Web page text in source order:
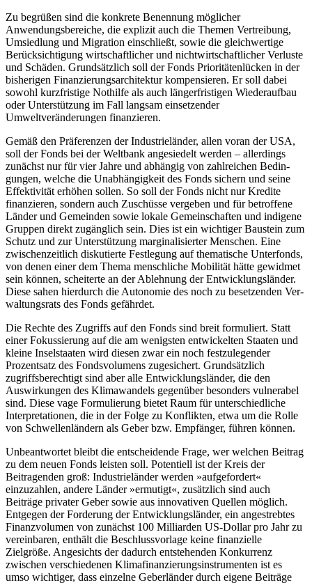
Zu begrüßen sind die konkrete Benennung möglicher
Anwendungsbereiche, die ex­pli­zit auch die Themen Vertreibung,
Umsied­lung und Migration einschließt, sowie die gleichwertige
Berücksichtigung wirtschaftlicher und nichtwirtschaftlicher Verluste
und Schäden. Grundsätzlich soll der Fonds Prioritätenlücken in der
bisheri­gen Finanzierungsarchitektur kompensieren. Er soll dabei
sowohl kurzfristige Not­hilfe als auch längerfristigen Wiederaufbau
oder Unterstützung im Fall langsam einset­zender
Umweltveränderungen finanzieren.
Gemäß den Präferenzen der Industrieländer, allen voran der USA,
soll der Fonds bei der Weltbank angesiedelt werden – allerdings
zunächst nur für vier Jahre und abhängig von zahlreichen Bedin­
gungen, welche die Unabhängigkeit des Fonds sichern und seine
Effektivität erhöhen sollen. So soll der Fonds nicht nur Kredite
finanzieren, son­dern auch Zuschüsse ver­geben und für betroffene
Länder und Gemeinden sowie lokale Gemeinschaften und indigene
Gruppen direkt zugänglich sein. Dies ist ein wichti­ger Baustein zum
Schutz und zur Unterstützung marginalisierter Menschen. Eine
zwischenzeitlich diskutierte Festlegung auf thematische Unterfonds,
von denen einer dem Thema menschliche Mobilität hätte gewidmet
sein können, scheiterte an der Ablehnung der Entwicklungsländer.
Diese sahen hierdurch die Auto­nomie des noch zu besetzenden Ver­
waltungsrats des Fonds gefährdet.
Die Rechte des Zugriffs auf den Fonds sind breit formuliert. Statt
einer Fokussierung auf die am wenigsten ent­wickelten Staaten und
kleine Inselstaaten wird diesen zwar ein noch festzulegender
Prozentsatz des Fondsvolumens zugesichert. Grundsätzlich
zugriffsberechtigt sind aber alle Ent­wicklungsländer, die den
Auswirkungen des Klimawandels gegenüber besonders vul­nerabel
sind. Diese vage Formulierung bietet Raum für unterschiedliche
Interpretationen, die in der Folge zu Konflikten, etwa um die Rolle
von Schwellenländern als Geber bzw. Empfänger, führen können.
Unbeantwortet bleibt die entscheidende Frage, wer welchen Beitrag
zu dem neuen Fonds leisten soll. Potentiell ist der Kreis der
Beitragenden groß: Industrieländer werden »aufgefordert«
einzuzahlen, andere Länder »ermutigt«, zusätzlich sind auch
Beiträge privater Geber sowie aus innovativen Quel­len möglich.
Entgegen der Forderung der Entwicklungsländer, ein angestrebtes
Finanz­volumen von zunächst 100 Milliarden US-Dollar pro Jahr zu
vereinbaren, enthält die Beschlussvorlage keine finan­zielle
Zielgröße. Angesichts der dadurch entstehenden Konkurrenz
zwischen ver­schiedenen Klimafinanzierungsinstrumenten ist es
umso wichtiger, dass einzelne Geberländer durch eigene Beiträge